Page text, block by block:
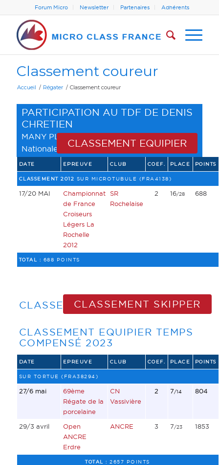
Forum Micro Newsletter Partenaires Adhérents
Classement coureur
Accueil / Régater / Classement coureur
PARTICIPATION AU TDF DE DENIS
CHRETIEN
MANY PLAYERS - VIRTU
Nationales
CLASSEMENT EQUIPIER
DATE EPREUVE CLUB COEF. PLACE POINTS
CLASSEMENT 2012 SUR MICROTUBULE (FRA4138)
17/20 MAI
Championnat
de France
Croiseurs
Légers La
Rochelle
2012
SR
Rochelaise
2 16/28 688
TOTAL : 688 POINTS
CLASSEMENT EQUIPIER
CLASSEMENT SKIPPER
CLASSEMENT EQUIPIER TEMPS
COMPENSÉ 2023
DATE EPREUVE CLUB COEF. PLACE POINTS
SUR TORTUE (FRA38294)
27/6 mai
69ème
Régate de la
porcelaine
CN
Vassivière
2 7/14 804
29/3 avril
Open
ANCRE
Erdre
ANCRE 3 7/23 1853
TOTAL :2657 POINTS